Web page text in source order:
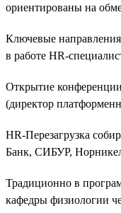
ориентированы на
Ключевые направления
в работе HR-
Открытие
(директор
HR-Перезагрузка
Банк, СИБУР,
Традиционно в
кафедры физиологии